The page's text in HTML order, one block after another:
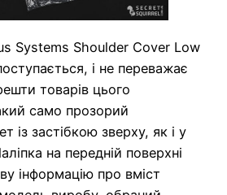
Systems Shoulder Cover Low
і не переважає
товарів цього
само прозорий
із застібкою зверху, як і у
на передній поверхні
інформацію про вміст